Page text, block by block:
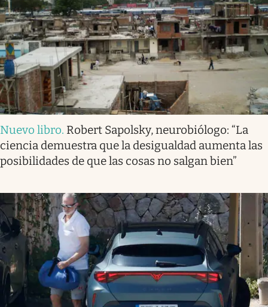
Nuevo libro. Robert Sapolsky, neurobiólogo: “La
ciencia demuestra que la desigualdad aumenta las
posibilidades de que las cosas no salgan bien”